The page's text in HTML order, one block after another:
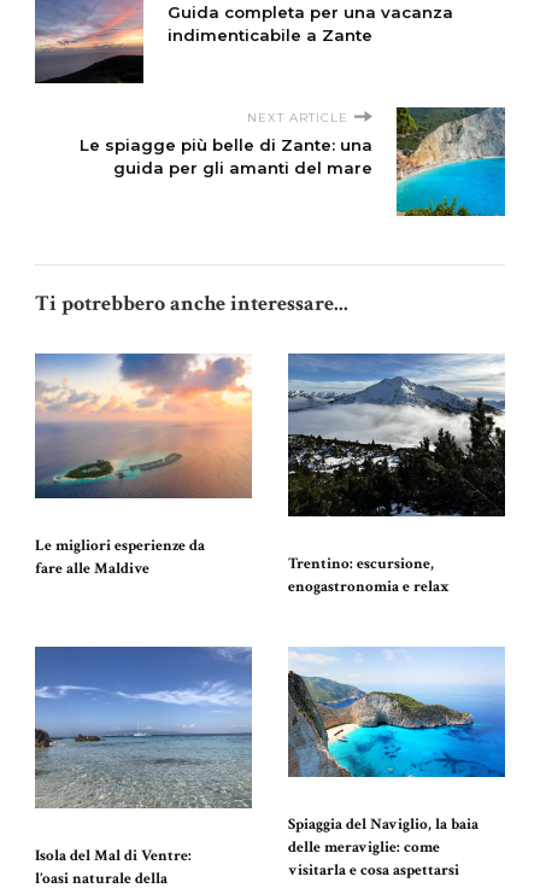
Guida completa per una vacanza
indimenticabile a Zante
NEXT ARTICLE
Le spiagge più belle di Zante: una
guida per gli amanti del mare
Ti potrebbero anche interessare...
Le migliori esperienze da
fare alle Maldive
Trentino: escursione,
enogastronomia e relax
Isola del Mal di Ventre:
l’oasi naturale della
Spiaggia del Naviglio, la baia
delle meraviglie: come
visitarla e cosa aspettarsi